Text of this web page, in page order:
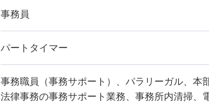
事務員
パートタイマー
事務職員（事務サポート）、パラリーガル、本
法律事務の事務サポート業務、事務所内清掃、